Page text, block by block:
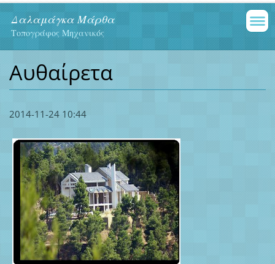
Δαλαμάγκα Μάρθα
Τοπογράφος Μηχανικός
Αυθαίρετα
2014-11-24 10:44